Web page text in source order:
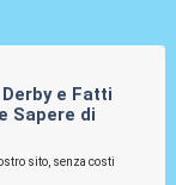
e Fatti
Sapere di
sito, senza costi